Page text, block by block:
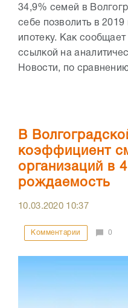
34,9% семей в
себе позволить в 2019
ипотеку. Как
ссылкой на
Новости, по
В
коэффициент
организаций в
рождаемость
10.03.2020 10:37
Комментарии 0